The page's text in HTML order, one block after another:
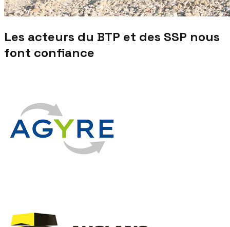
Les acteurs du BTP et des SSP nous
font confiance